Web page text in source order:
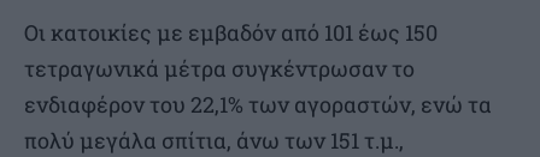
Οι κατοικίες με εμβαδόν από 101 έως 150
τετραγωνικά μέτρα συγκέντρωσαν το
ενδιαφέρον του 22,1% των αγοραστών, ενώ τα
πολύ μεγάλα σπίτια, άνω των 151 τ.μ.,